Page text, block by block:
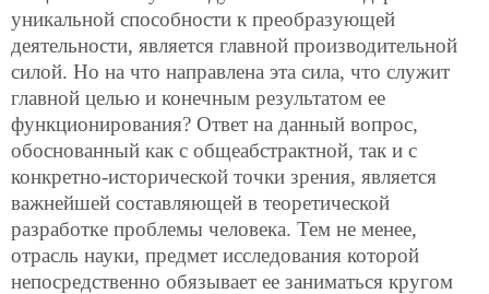
уникальной способности к преобразующей
деятельности, является главной производительной
силой. Но на что направлена эта сила, что служит
главной целью и конечным результатом ее
функционирования? Ответ на данный вопрос,
обоснованный как с общеабстрактной, так и с
конкретно-исторической точки зрения, является
важнейшей составляющей в теоретической
разработке проблемы человека. Тем не менее,
отрасль науки, предмет исследования которой
непосредственно обязывает ее заниматься кругом